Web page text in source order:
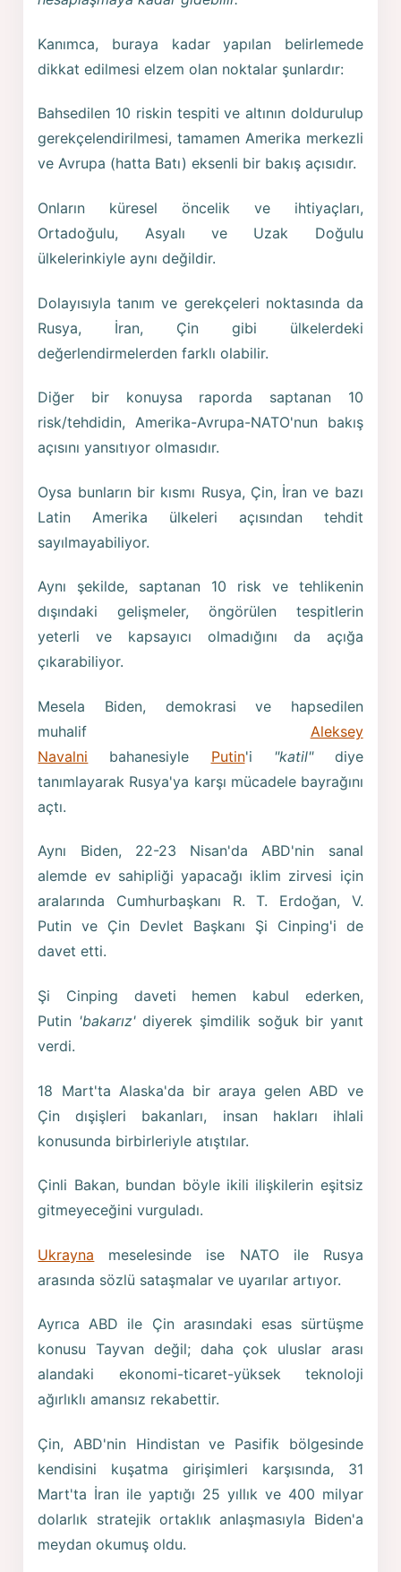
Kanımca, buraya kadar yapılan belirlemede
dikkat edilmesi elzem olan noktalar şunlardır:
Bahsedilen 10 riskin tespiti ve altının doldurulup
gerekçelendirilmesi, tamamen Amerika merkezli
ve Avrupa (hatta Batı) eksenli bir bakış açısıdır.
Onların küresel öncelik ve ihtiyaçları,
Ortadoğulu, Asyalı ve Uzak Doğulu
ülkelerinkiyle aynı değildir.
Dolayısıyla tanım ve gerekçeleri noktasında da
Rusya, İran, Çin gibi ülkelerdeki
değerlendirmelerden farklı olabilir.
Diğer bir konuysa raporda saptanan 10
risk/tehdidin, Amerika-Avrupa-NATO'nun bakış
açısını yansıtıyor olmasıdır.
Oysa bunların bir kısmı Rusya, Çin, İran ve bazı
Latin Amerika ülkeleri açısından tehdit
sayılmayabiliyor.
Aynı şekilde, saptanan 10 risk ve tehlikenin
dışındaki gelişmeler, öngörülen tespitlerin
yeterli ve kapsayıcı olmadığını da açığa
çıkarabiliyor.
Mesela Biden, demokrasi ve hapsedilen
muhalif Aleksey
Navalni bahanesiyle Putin'i "katil"diye
tanımlayarak Rusya'ya karşı mücadele bayrağını
açtı.
Aynı Biden, 22-23 Nisan'da ABD'nin sanal
alemde ev sahipliği yapacağı iklim zirvesi için
aralarında Cumhurbaşkanı R. T. Erdoğan, V.
Putin ve Çin Devlet Başkanı Şi Cinping'i de
davet etti.
Şi Cinping daveti hemen kabul ederken,
Putin 'bakarız'diyerek şimdilik soğuk bir yanıt
verdi.
18 Mart'ta Alaska'da bir araya gelen ABD ve
Çin dışişleri bakanları, insan hakları ihlali
konusunda birbirleriyle atıştılar.
Çinli Bakan, bundan böyle ikili ilişkilerin eşitsiz
gitmeyeceğini vurguladı.
Ukrayna meselesinde ise NATO ile Rusya
arasında sözlü sataşmalar ve uyarılar artıyor.
Ayrıca ABD ile Çin arasındaki esas sürtüşme
konusu Tayvan değil; daha çok uluslar arası
alandaki ekonomi-ticaret-yüksek teknoloji
ağırlıklı amansız rekabettir.
Çin, ABD'nin Hindistan ve Pasifik bölgesinde
kendisini kuşatma girişimleri karşısında, 31
Mart'ta İran ile yaptığı 25 yıllık ve 400 milyar
dolarlık stratejik ortaklık anlaşmasıyla Biden'a
meydan okumuş oldu.